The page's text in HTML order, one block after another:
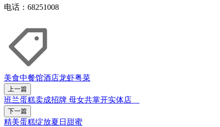
电话：68251008
美食中餐馆酒店龙虾粤菜
上一篇
班兰蛋糕卖成招牌 母女共掌开实体店
下一篇
精美蛋糕绽放夏日甜蜜